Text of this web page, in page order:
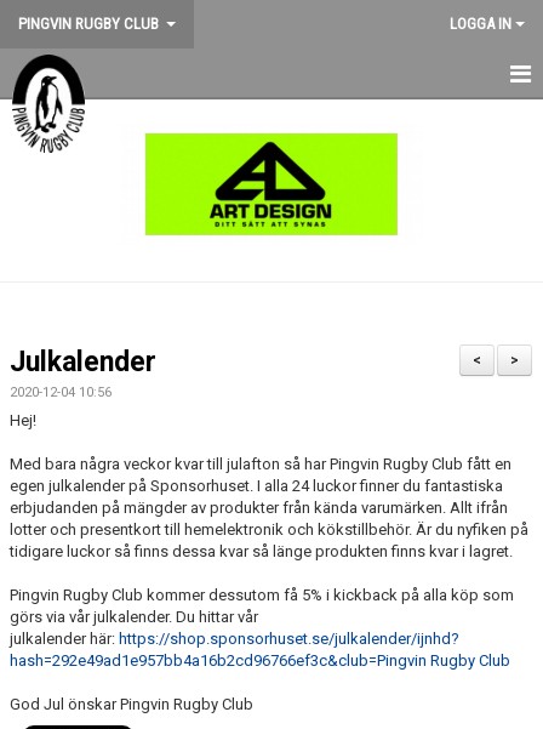
PINGVIN RUGBY CLUB LOGGA IN
HEM
BILDGALLERI
MATCHER
ÖVRIGT
ENGLISH
WEBSHOP
ANTIDOPING
>
<
Julkalender
2020-12-04 10:56
Hej!
Med bara några veckor kvar till julafton så har Pingvin Rugby Club fått en
egen julkalender på Sponsorhuset. I alla 24 luckor finner du fantastiska
erbjudanden på mängder av produkter från kända varumärken. Allt ifrån
lotter och presentkort till hemelektronik och kökstillbehör. Är du nyfiken på
tidigare luckor så finns dessa kvar så länge produkten finns kvar i lagret.
Pingvin Rugby Club kommer dessutom få 5% i kickback på alla köp som
görs via vår julkalender. Du hittar vår
julkalender här: https://shop.sponsorhuset.se/julkalender/ijnhd?
hash=292e49ad1e957bb4a16b2cd96766ef3c&club=Pingvin Rugby Club
God Jul önskar Pingvin Rugby Club